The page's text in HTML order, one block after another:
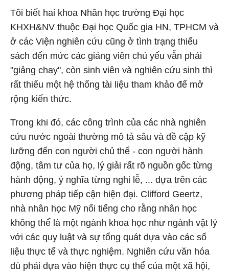
Tôi biết hai khoa Nhân học trường Đại học
KHXH&NV thuộc Đại học Quốc gia HN, TPHCM và
ở các Viện nghiên cứu cũng ở tình trạng thiếu
sách đến mức các giảng viên chủ yếu vẫn phải
"giảng chay", còn sinh viên và nghiên cứu sinh thì
rất thiếu một hệ thống tài liệu tham khảo để mở
rộng kiến thức.
Trong khi đó, các công trình của các nhà nghiên
cứu nước ngoài thường mô tả sâu và đề cập kỹ
lưỡng đến con người chủ thể - con người hành
động, tâm tư của họ, lý giải rất rõ nguồn gốc từng
hành động, ý nghĩa từng nghi lễ, ... dựa trên các
phương pháp tiếp cận hiện đại. Clifford Geertz,
nhà nhân học Mỹ nổi tiếng cho rằng nhân học
không thể̉ là một ngành khoa học như ngành vật lý
với các quy luật và sự tổng quát dựa vào các số
liệu thực tế và thực nghiệ̣m. Nghiên cứu văn hóa
dù phải dựa vào hiện thực cụ thể của một xã hội,